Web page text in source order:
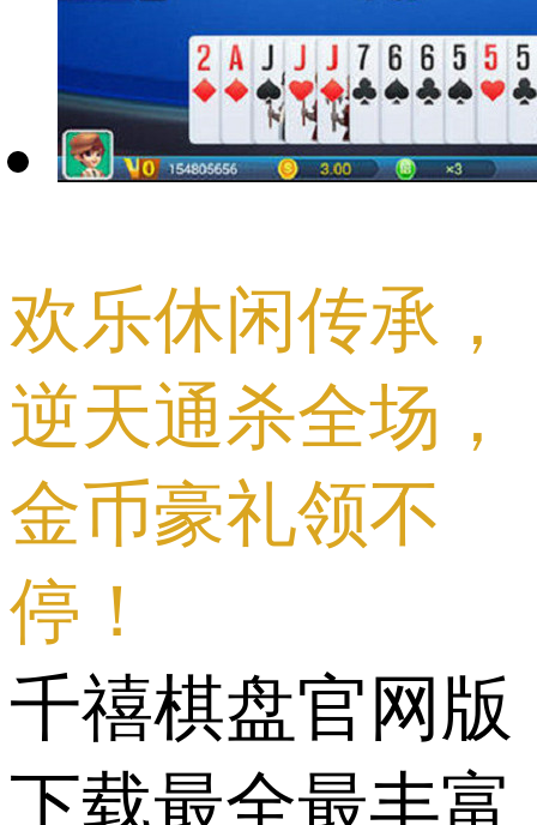
欢乐休闲传承，
逆天通杀全场，
金币豪礼领不
停！
千禧棋盘官网版
下载最全最丰富